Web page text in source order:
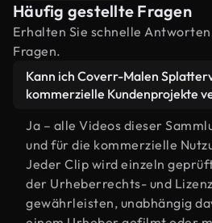
Häufig gestellte Fragen
Erhalten Sie schnelle
Fragen.
Kann ich Coverr-Malen
kommerzielle Kundenprojekte
Ja – alle Videos dieser
und für die kommerzielle
Jeder Clip wird einzeln
der Urheberrechts- und
gewährleisten, unabhängig